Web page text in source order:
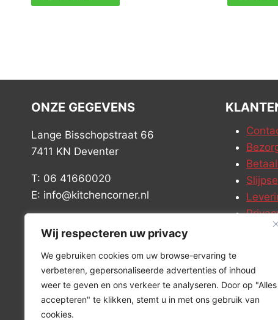
Wij respecteren uw privacy
We gebruiken cookies om uw browse-ervaring te
verbeteren, gepersonaliseerde advertenties of inhoud
weer te geven en ons verkeer te analyseren. Door op "Alles
accepteren" te klikken, stemt u in met ons gebruik van
cookies.
ONZE GEGEVENS
Lange Bisschopstraat 66
7411 KN Deventer
T: 06 41660020
E: info@kitchencorner.nl
BTW: NL001915997B81